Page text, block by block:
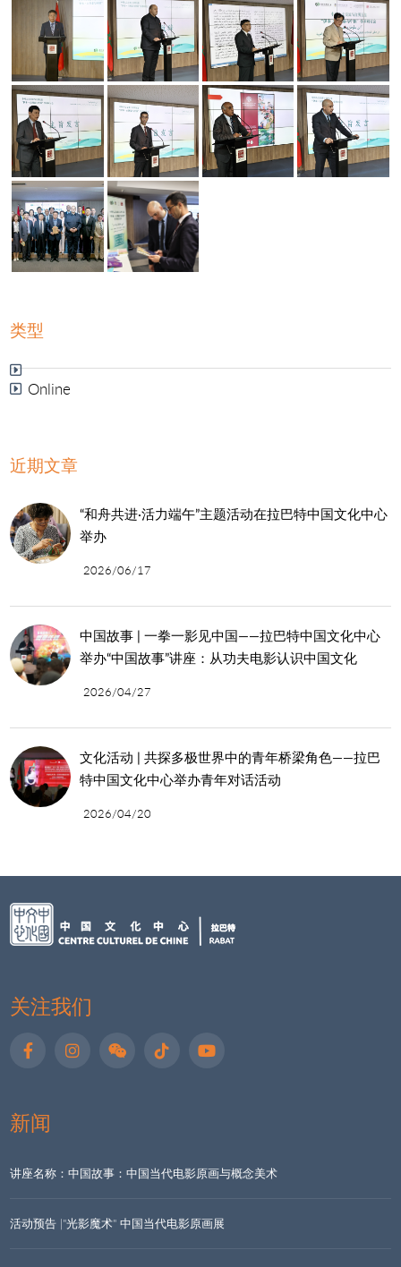
类型
Online
近期文章
“和舟共进·活力端午”主题活动在拉巴特中国文化中心
举办
2026/06/17
中国故事 | 一拳一影见中国——拉巴特中国文化中心
举办“中国故事”讲座：从功夫电影认识中国文化
2026/04/27
文化活动 | 共探多极世界中的青年桥梁角色——拉巴
特中国文化中心举办青年对话活动
2026/04/20
关注我们
新闻
讲座名称：中国故事：中国当代电影原画与概念美术
活动预告 |"光影魔术" 中国当代电影原画展